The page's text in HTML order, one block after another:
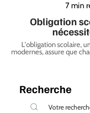
7 min
Obligation
L'obligation scolaire,
modernes, assure que
Recherche